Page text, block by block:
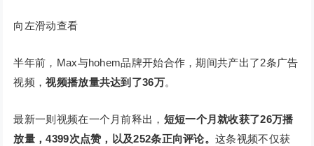
向左滑动查看
半年前，Max与hohem品牌开始合作，期间共产出了2条广告
视频，视频播放量共达到了36万。
最新一则视频在一个月前释出， 短短一个月就收获了26万播
放量，4399次点赞，以及252条正向评论。这条视频不仅获